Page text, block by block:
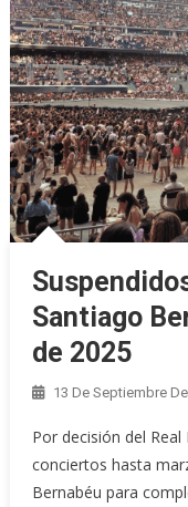
Santiago
de 2025
13 De Septiembre
Por decisión del
conciertos hasta
Bernabéu para